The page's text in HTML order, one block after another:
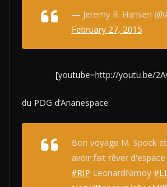
— Jeremy R. Hansen
February 27, 2015
[youtube=http://youtu.be/
du PDG d’Arianespace
Bon voyage M. Spock
avoir fait rêver d'espace
#RIP LeonardNimoy